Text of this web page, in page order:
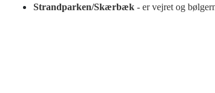
Strandparken/Skærbæk - er vejret og